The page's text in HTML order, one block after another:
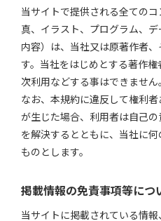
当サイトで提供される全ての
真、イラスト、プログラム、
内容）は、当社又は原著作者
す。当社をはじめとする著作
次利用などする事はできません。
なお、本規約に違反して権利
が生じた場合、利用者は自己
を解決するとともに、当社に
ものとします。
掲載情報の免責事項等につ
当サイトに掲載されている情